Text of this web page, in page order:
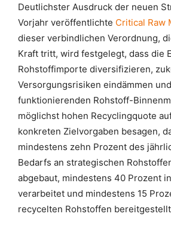
Deutlichster Ausdruck der neuen
Vorjahr veröffentlichte Critical Raw
dieser verbindlichen Verordnung,
Kraft tritt, wird festgelegt, dass die
Rohstoffimporte diversifizieren,
Versorgungsrisiken eindämmen
funktionierenden Rohstoff-
möglichst hohen Recyclingquote
konkreten Zielvorgaben besagen,
mindestens zehn Prozent des
Bedarfs an strategischen
abgebaut, mindestens 40 Prozent
verarbeitet und mindestens 15
recycelten Rohstoffen